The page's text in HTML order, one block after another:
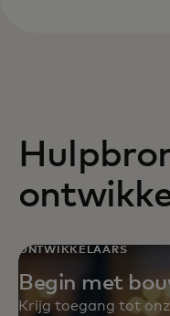
ONTWIKKELAARS
Begin met
Krijg toegang tot